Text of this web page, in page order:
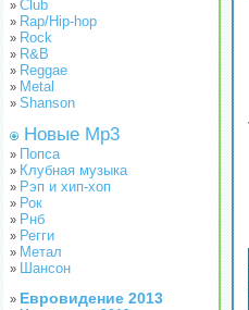
» Club
» Rap/Hip-hop
» Rock
» R&B
» Reggae
» Metal
» Shanson
Новые Mp3
» Попса
» Клубная музыка
» Рэп и хип-хоп
» Рок
» Рнб
» Регги
» Метал
» Шансон
» Евровидение 2013